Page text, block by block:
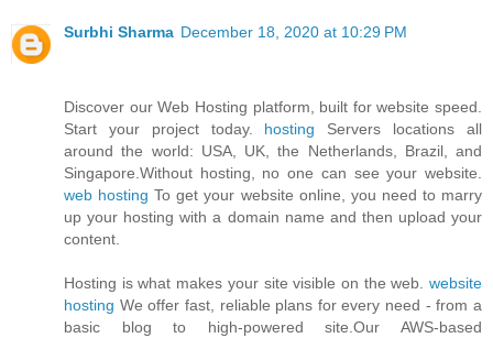
Surbhi Sharma December 18, 2020 at 10:29 PM
Discover our Web Hosting platform, built for website speed.
Start your project today. hosting Servers locations all
around the world: USA, UK, the Netherlands, Brazil, and
Singapore.Without hosting, no one can see your website.
web hosting To get your website online, you need to marry
up your hosting with a domain name and then upload your
content.
Hosting is what makes your site visible on the web. website
hosting We offer fast, reliable plans for every need - from a
basic blog to high-powered site.Our AWS-based